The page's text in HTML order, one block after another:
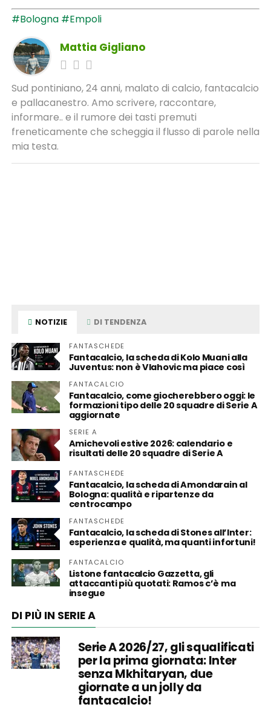
#Bologna #Empoli
Mattia Gigliano
Sud pontiniano, 24 anni, malato di calcio, fantacalcio
e pallacanestro. Amo scrivere, raccontare,
informare.. e il rumore dei tasti premuti
freneticamente che scheggia il flusso di parole nella
mia testa.
NOTIZIE DI TENDENZA
FANTASCHEDE
Fantacalcio, la scheda di Kolo Muani alla
Juventus: non è Vlahovic ma piace così
FANTACALCIO
Fantacalcio, come giocherebbero oggi: le
formazioni tipo delle 20 squadre di Serie A
aggiornate
SERIE A
Amichevoli estive 2026: calendario e
risultati delle 20 squadre di Serie A
FANTASCHEDE
Fantacalcio, la scheda di Amondarain al
Bologna: qualità e ripartenze da
centrocampo
FANTASCHEDE
Fantacalcio, la scheda di Stones all’Inter:
esperienza e qualità, ma quanti infortuni!
FANTACALCIO
Listone fantacalcio Gazzetta, gli
attaccanti più quotati: Ramos c’è ma
insegue
DI PIÙ IN SERIE A
Serie A 2026/27, gli squalificati
per la prima giornata: Inter
senza Mkhitaryan, due
giornate a un jolly da
fantacalcio!